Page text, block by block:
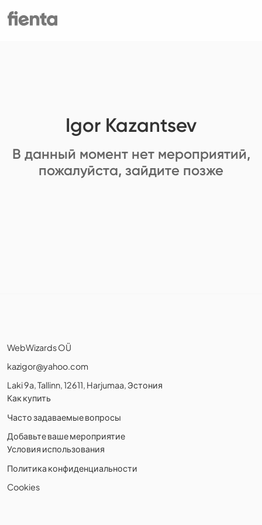
Igor Kazantsev
В данный момент нет мероприятий,
пожалуйста, зайдите позже
WebWizards OÜ
kazigor@yahoo.com
Laki 9a, Tallinn, 12611, Harjumaa, Эстония
Как купить
Часто задаваемые вопросы
Добавьте ваше мероприятие
Условия использования
Политика конфиденциальности
Cookies